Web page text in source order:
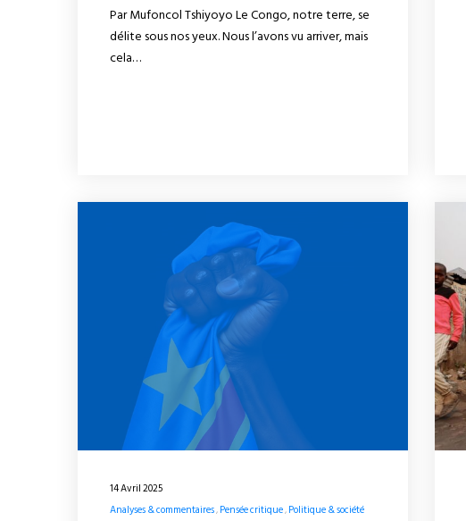
Par Mufoncol Tshiyoyo Le Congo, notre terre, se
délite sous nos yeux. Nous l’avons vu arriver, mais
cela…
14 Avril 2025
Analyses & commentaires Pensée critique Politique & société